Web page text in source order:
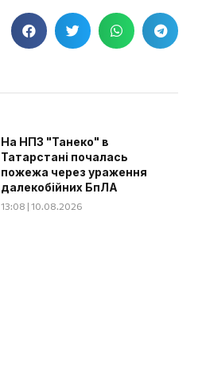
На НПЗ "Танеко" в
Татарстані почалась
пожежа через ураження
далекобійних БпЛА
13:08 | 10.08.2026